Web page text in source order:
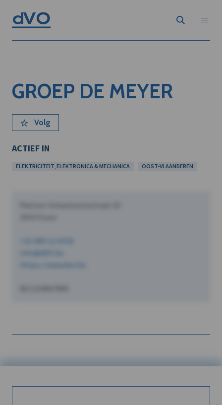
GROEP DE MEYER
Volg
ACTIEF IN
ELEKTRICITEIT, ELEKTRONICA & MECHANICA OOST-VLAANDEREN